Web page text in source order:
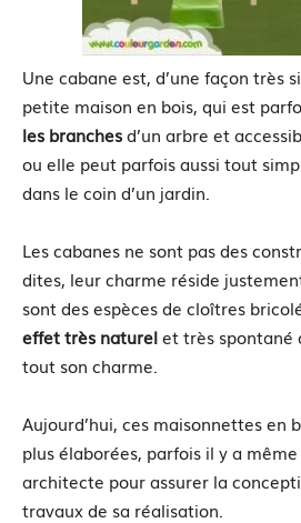
Une cabane est, d’une façon très
petite maison en bois, qui est
les branchesd’un arbre et
ou elle peut parfois aussi tout
dans le coin d’un jardin.
Les cabanes ne sont pas des
dites, leur charme réside
sont des espèces de cloîtres
effet très naturelet très spontané
tout son charme.
Aujourd’hui, ces maisonnettes en
plus élaborées, parfois il y a
architecte pour assurer la
travaux de sa réalisation.